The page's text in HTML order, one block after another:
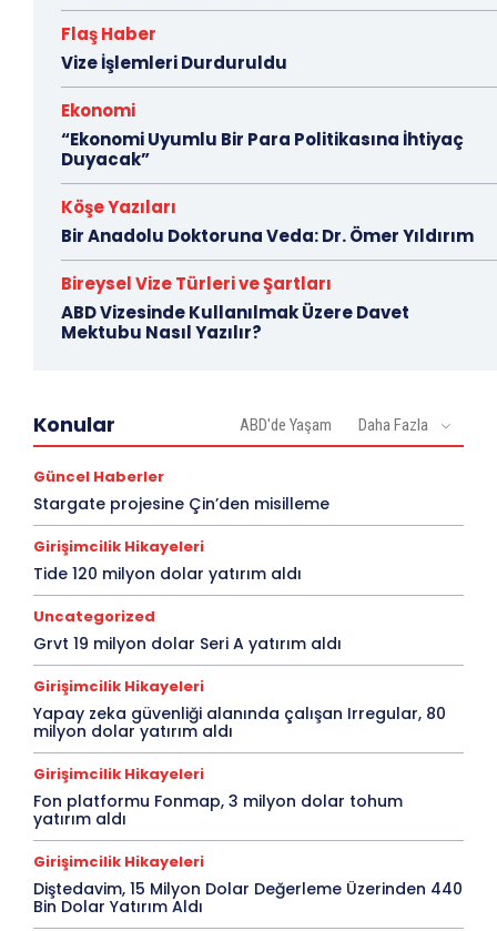
Flaş Haber
Vize İşlemleri Durduruldu
Ekonomi
“Ekonomi Uyumlu Bir Para Politikasına İhtiyaç
Duyacak”
Köşe Yazıları
Bir Anadolu Doktoruna Veda: Dr. Ömer Yıldırım
Bireysel Vize Türleri ve Şartları
ABD Vizesinde Kullanılmak Üzere Davet
Mektubu Nasıl Yazılır?
Konular ABD'de Yaşam Daha Fazla
Güncel Haberler
Stargate projesine Çin’den misilleme
Girişimcilik Hikayeleri
Tide 120 milyon dolar yatırım aldı
Uncategorized
Grvt 19 milyon dolar Seri A yatırım aldı
Girişimcilik Hikayeleri
Yapay zeka güvenliği alanında çalışan Irregular, 80
milyon dolar yatırım aldı
Girişimcilik Hikayeleri
Fon platformu Fonmap, 3 milyon dolar tohum
yatırım aldı
Girişimcilik Hikayeleri
Diştedavim, 15 Milyon Dolar Değerleme Üzerinden 440
Bin Dolar Yatırım Aldı